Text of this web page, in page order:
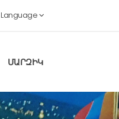
Language
ՄԱՐԶԻԿ